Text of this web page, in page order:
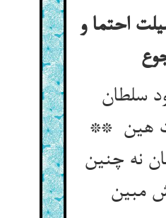
احتما و
سلطان
هین **
نه چنین